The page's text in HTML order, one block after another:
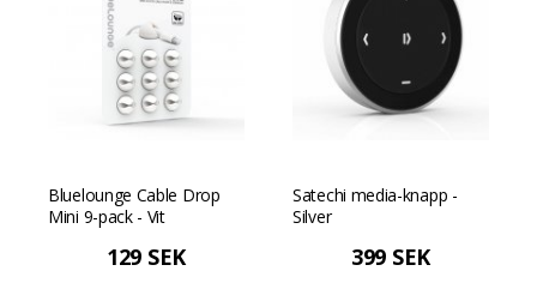
Bluelounge Cable Drop
Mini 9-pack - Vit
129 SEK
Satechi media-knapp -
Silver
399 SEK